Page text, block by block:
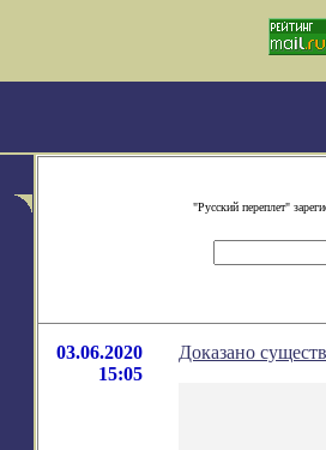
"Русский переплет"
03.06.2020
15:05
Доказано